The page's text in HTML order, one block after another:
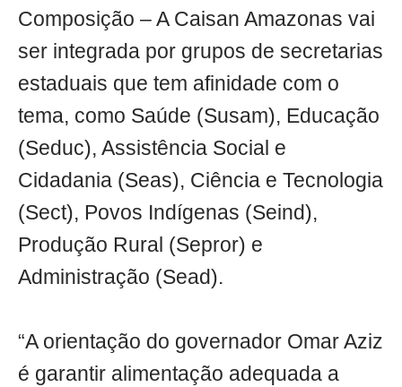
Composição – A Caisan Amazonas vai
ser integrada por grupos de secretarias
estaduais que tem afinidade com o
tema, como Saúde (Susam), Educação
(Seduc), Assistência Social e
Cidadania (Seas), Ciência e Tecnologia
(Sect), Povos Indígenas (Seind),
Produção Rural (Sepror) e
Administração (Sead).
“A orientação do governador Omar Aziz
é garantir alimentação adequada a